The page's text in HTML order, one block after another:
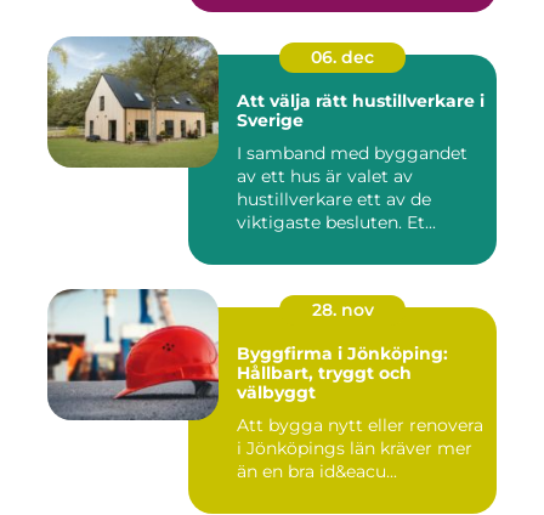
06. dec
Att välja rätt hustillverkare i
Sverige
I samband med byggandet
av ett hus är valet av
hustillverkare ett av de
viktigaste besluten. Et...
28. nov
Byggfirma i Jönköping:
Hållbart, tryggt och
välbyggt
Att bygga nytt eller renovera
i Jönköpings län kräver mer
än en bra id&eacu...